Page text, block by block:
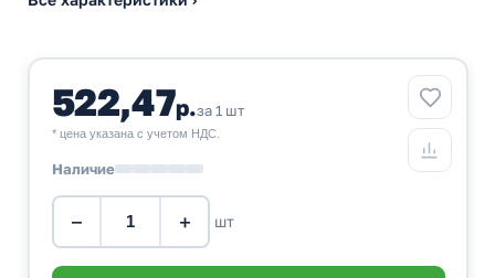
522,47р.за 1 шт
* цена указана с учетом НДС.
Наличие
− + шт